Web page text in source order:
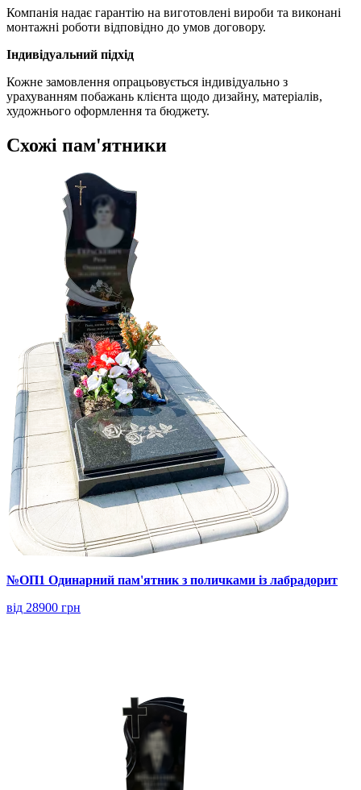
Компанія надає гарантію на виготовлені вироби та виконані
монтажні роботи відповідно до умов договору.
Індивідуальний підхід
Кожне замовлення опрацьовується індивідуально з
урахуванням побажань клієнта щодо дизайну, матеріалів,
художнього оформлення та бюджету.
Схожі пам'ятники
№ОП1 Одинарний пам'ятник з поличками із лабрадорит
від 28900 грн